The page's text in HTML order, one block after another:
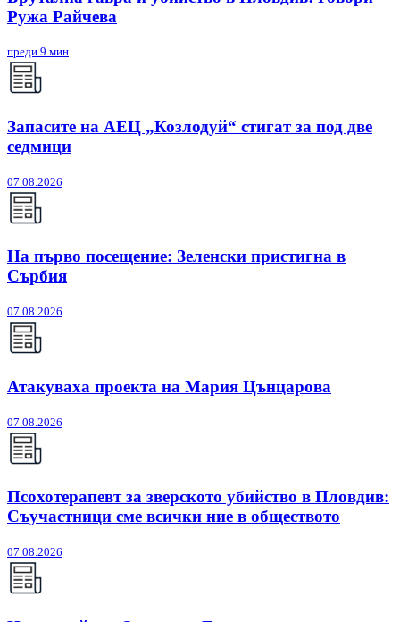
Ружа Райчева
преди 9 мин
Запасите на АЕЦ „Козлодуй“ стигат за под две
седмици
07.08.2026
На първо посещение: Зеленски пристигна в
Сърбия
07.08.2026
Атакуваха проекта на Мария Цънцарова
07.08.2026
Псохотерапевт за зверското убийство в Пловдив:
Съучастници сме всички ние в обществото
07.08.2026